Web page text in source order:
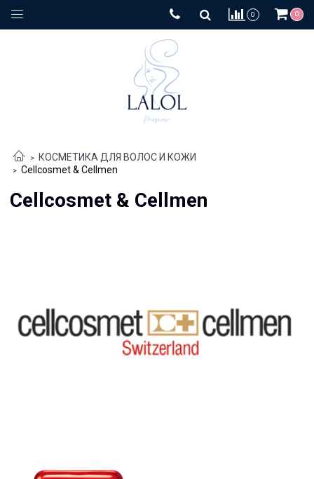
0 0
КОСМЕТИКА ДЛЯ ВОЛОС И КОЖИ
Cellcosmet & Cellmen
Cellcosmet & Cellmen